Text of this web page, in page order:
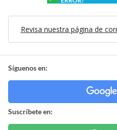
Revisa nuestra página de
Síguenos en:
Suscríbete en: